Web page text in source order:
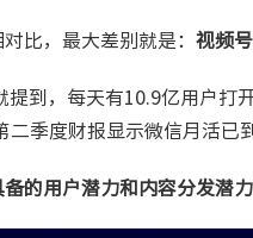
比，最大差别就是： 视频
提到，每天有10.9亿用户打
季度财报显示微信月活
的用户潜力和内容分发潜